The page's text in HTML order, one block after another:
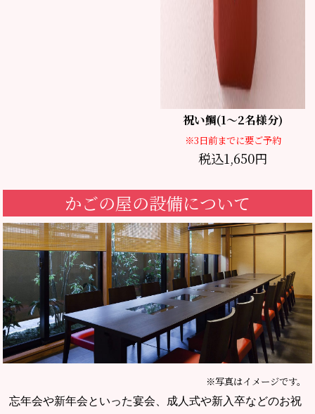
祝い鯛(1～2名様分)
※3日前までに要ご予約
税込1,650円
かごの屋の設備について
※写真はイメージです。
忘年会や新年会といった宴会、成人式や新入卒などのお祝